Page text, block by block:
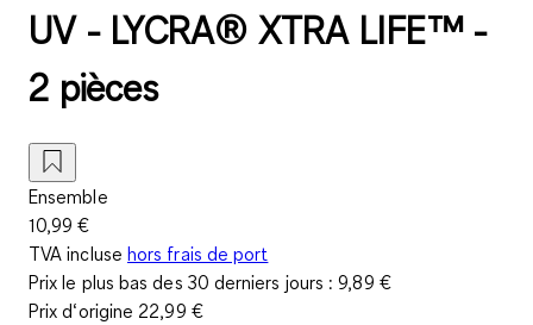
UV - LYCRA® XTRA LIFE™ -
2 pièces
Ensemble
10,99 €
TVA incluse hors frais de port
Prix le plus bas des 30 derniers jours :9,89 €
Prix d‘origine 22,99 €